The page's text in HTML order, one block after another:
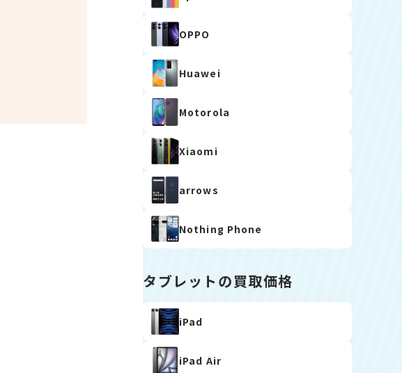
OPPO
Huawei
Motorola
Xiaomi
arrows
Nothing Phone
タブレットの買取価格
iPad
iPad Air